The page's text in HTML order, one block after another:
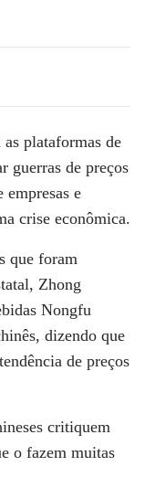
plataformas de
guerras de preços
empresas e
crise econômica.
que foram
Zhong
Nongfu
dizendo que
de preços
critiquem
o fazem muitas